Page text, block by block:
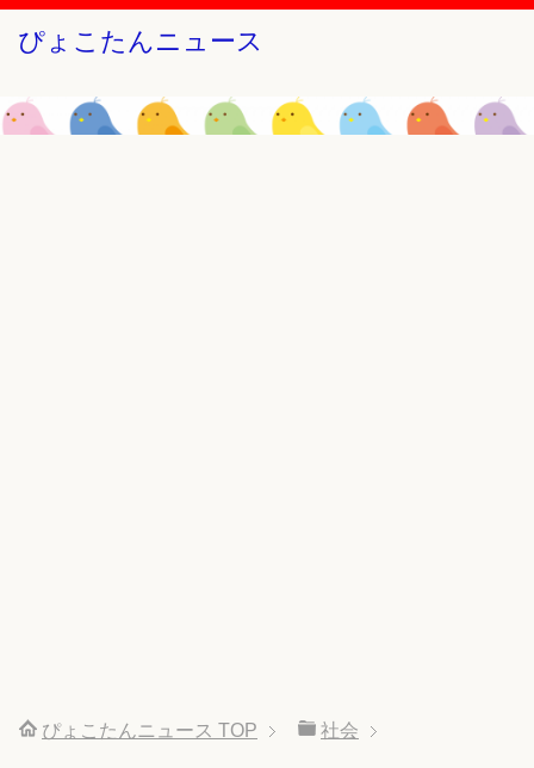
ぴょこたんニュース
ぴょこたんニュース TOP 社会